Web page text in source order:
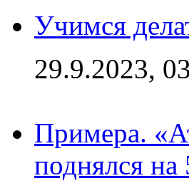
Учимся
29.9.2023,
Примера.
поднялся на